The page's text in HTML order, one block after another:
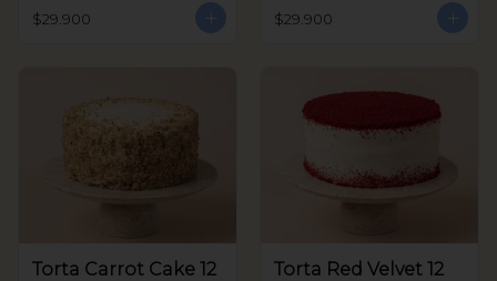
aprox
$29.900 $29.900
Torta Carrot Cake 12 Torta Red Velvet 12